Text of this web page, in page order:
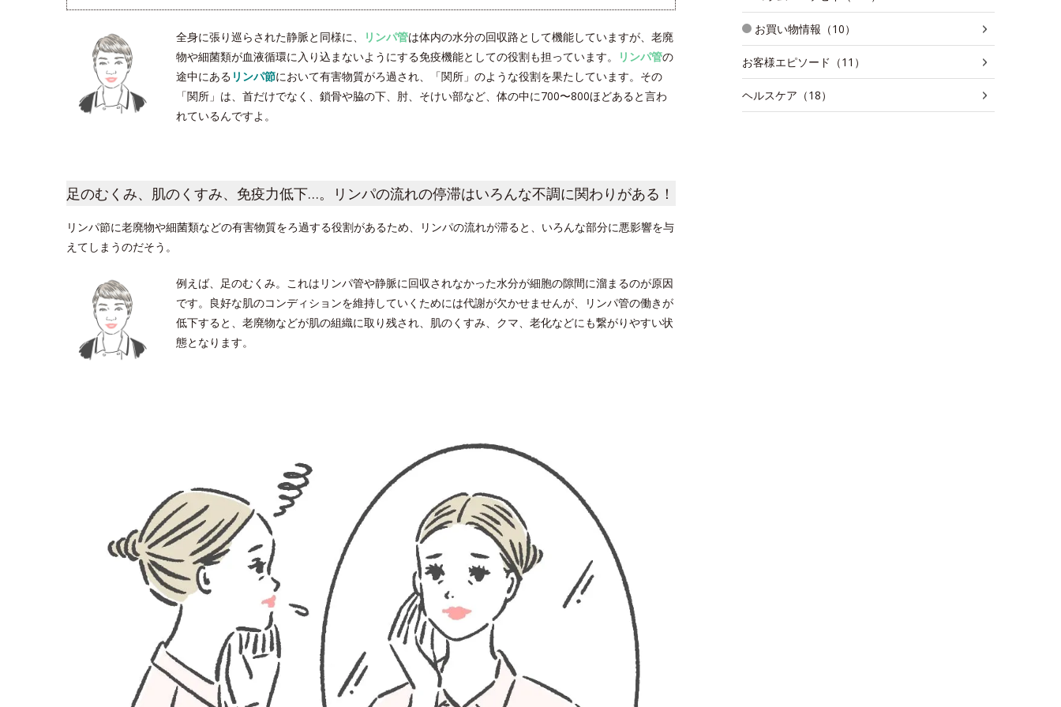
全身に張り巡らされた静脈と同様に、 リンパ管は体内の水分の回収路として機能していますが、老廃
物や細菌類が血液循環に入り込まないようにする免疫機能としての役割も担っています。
リンパ管の
途中にある リンパ節において有害物質がろ過され、「関所」のような役割を果たしています。その
「関所」は、首だけでなく、鎖骨や脇の下、肘、そけい部など、体の中に700〜800ほどあると言わ
れているんですよ。
足のむくみ、肌のくすみ、免疫力低下…。リンパの流れの停滞はいろんな不調に関わりがある！
リンパ節に老廃物や細菌類などの有害物質をろ過する役割があるため、リンパの流れが滞ると、いろんな部分に悪影響を与
えてしまうのだそう。
例えば、足のむくみ。これはリンパ管や静脈に回収されなかった水分が細胞の隙間に溜まるのが原因
です。良好な肌のコンディションを維持していくためには代謝が欠かせませんが、リンパ管の働きが
低下すると、老廃物などが肌の組織に取り残され、肌のくすみ、クマ、老化などにも繋がりやすい状
態となります。
お買い物情報（10）
お客様エピソード（11）
ヘルスケア（18）